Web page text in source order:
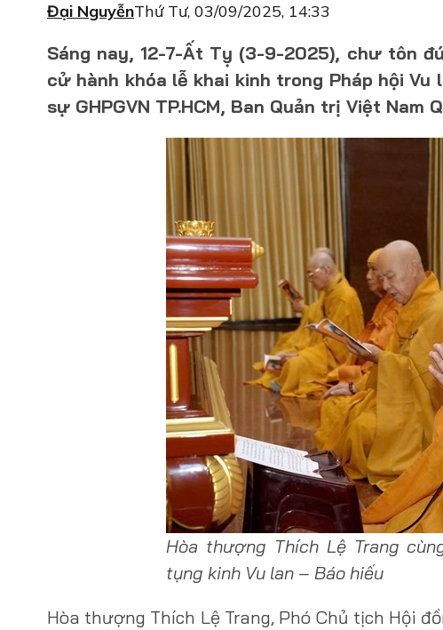
Đại NguyễnThứ Tư, 03/09/2025, 14:33
Sáng nay, 12-7-Ất Tỵ (3-9-2025), chư tôn
cử hành khóa lễ khai kinh trong Pháp hội
sự GHPGVN TP.HCM, Ban Quản trị Việt Nam
Hòa thượng Thích Lệ Trang
tụng kinh Vu lan – Báo hiếu
Hòa thượng Thích Lệ Trang, Phó Chủ tịch Hội